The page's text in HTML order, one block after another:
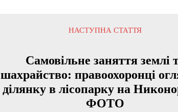
НАСТУПНА СТАТТЯ
Самовільне заняття землі
шахрайство: правоохоронці
ділянку в лісопарку на
ФОТО